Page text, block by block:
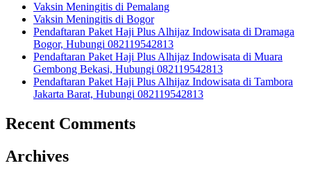
Vaksin Meningitis di Pemalang
Vaksin Meningitis di Bogor
Pendaftaran Paket Haji Plus Alhijaz Indowisata di Dramaga
Bogor, Hubungi 082119542813
Pendaftaran Paket Haji Plus Alhijaz Indowisata di Muara
Gembong Bekasi, Hubungi 082119542813
Pendaftaran Paket Haji Plus Alhijaz Indowisata di Tambora
Jakarta Barat, Hubungi 082119542813
Recent Comments
Archives